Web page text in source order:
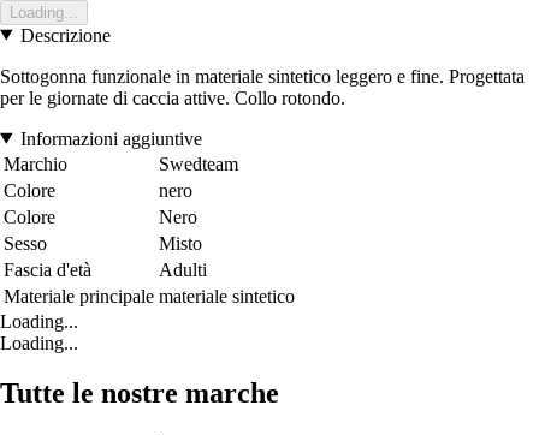
Loading...
Descrizione
Sottogonna funzionale in materiale sintetico leggero e fine. Progettata
per le giornate di caccia attive. Collo rotondo.
Informazioni aggiuntive
Marchio
Swedteam
Colore
nero
Colore
Nero
Sesso
Misto
Fascia d'età
Adulti
Materiale principale materiale sintetico
Loading...
Loading...
Tutte le nostre marche